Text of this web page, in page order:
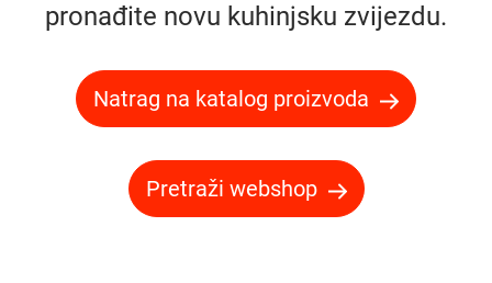
pronađite novu kuhinjsku zvijezdu.
Natrag na katalog proizvoda
Pretraži webshop